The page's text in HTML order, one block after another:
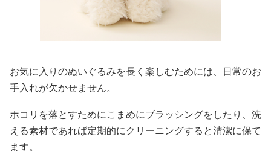
お気に入りのぬいぐるみを長く楽しむためには、日常のお
手入れが欠かせません。
ホコリを落とすためにこまめにブラッシングをしたり、洗
える素材であれば定期的にクリーニングすると清潔に保て
ます。